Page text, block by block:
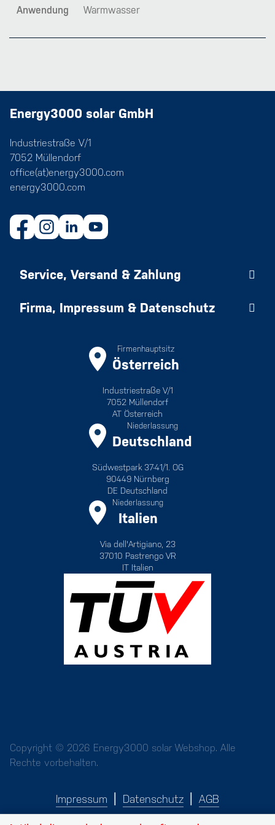
Anwendung Warmwasser
Energy3000 solar GmbH
Industriestraße V/1
7052 Müllendorf
office(at)energy3000.com
energy3000.com
Service, Versand & Zahlung
Firma, Impressum & Datenschutz
Firmenhauptsitz
Österreich
Industriestraße V/1
7052 Müllendorf
AT Österreich
Niederlassung
Deutschland
Südwestpark 37-41/1. OG
90449 Nürnberg
DE Deutschland
Niederlassung
Italien
Via dell'Artigiano, 23
37010 Pastrengo VR
IT Italien
Copyright © 2026 Energy3000 solar Webshop. Alle
Rechte vorbehalten.
Impressum Datenschutz AGB